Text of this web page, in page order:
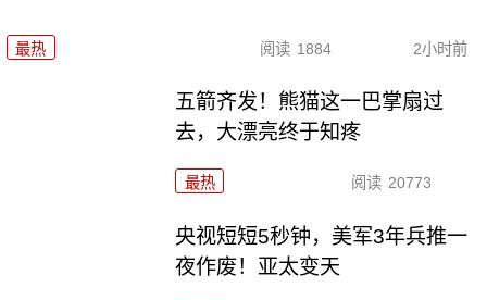
最热 阅读 1884 2小时前
五箭齐发！熊猫这一巴掌扇过
去，大漂亮终于知疼
最热 阅读 20773
央视短短5秒钟，美军3年兵推一
夜作废！亚太变天